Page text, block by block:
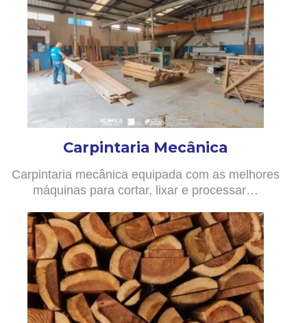
Carpintaria Mecânica
Carpintaria mecânica equipada com as melhores
máquinas para cortar, lixar e processar…